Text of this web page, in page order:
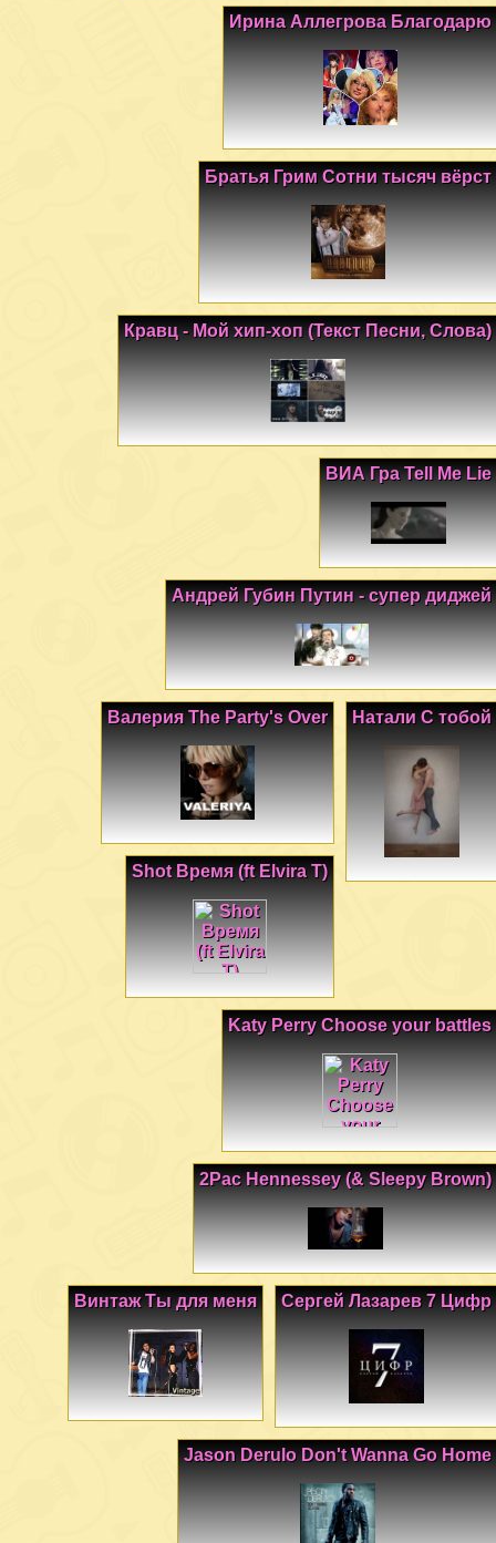
Ирина Аллегрова Благодарю
Братья Грим Сотни тысяч вёрст
Кравц - Мой хип-хоп (Текст Песни, Слова)
ВИА Гра Tell Me Lie
Андрей Губин Путин - супер диджей
Натали С тобой
Валерия The Party's Over
Shot Время (ft Elvira T)
Katy Perry Choose your battles
2Pac Hennessey (& Sleepy Brown)
Сергей Лазарев 7 Цифр
Винтаж Ты для меня
Jason Derulo Don't Wanna Go Home